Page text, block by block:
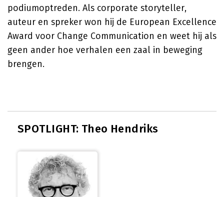
podiumoptreden. Als corporate storyteller,
auteur en spreker won hij de European Excellence
Award voor Change Communication en weet hij als
geen ander hoe verhalen een zaal in beweging
brengen.
SPOTLIGHT: Theo Hendriks